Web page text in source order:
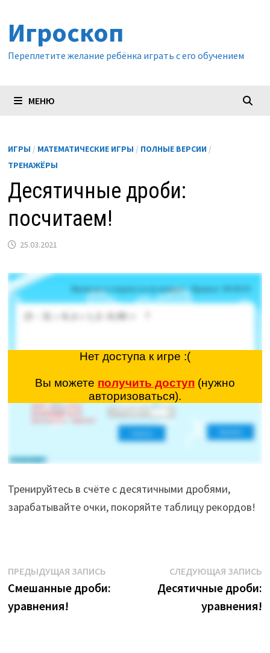
содержимому
Игроскоп
Переплетите желание ребёнка играть с его обучением
МЕНЮ
ИГРЫ / МАТЕМАТИЧЕСКИЕ ИГРЫ / ПОЛНЫЕ ВЕРСИИ /
ТРЕНАЖЁРЫ
Десятичные дроби:
посчитаем!
25.03.2021
Тренируйтесь в счёте с десятичными дробями,
зарабатывайте очки, покоряйте таблицу рекордов!
Навигация
по
записям
ПРЕДЫДУЩАЯ ЗАПИСЬПредыдущая
запись:
Смешанные дроби:
уравнения!
СЛЕДУЮЩАЯ ЗАПИСЬ
Десятичные дроби:
уравнения!